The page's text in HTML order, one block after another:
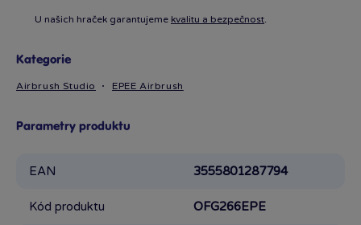
U našich hraček garantujeme kvalitu a bezpečnost.
Kategorie
Airbrush Studio EPEE Airbrush
Parametry produktu
EAN 3555801287794
Kód produktu OFG266EPE